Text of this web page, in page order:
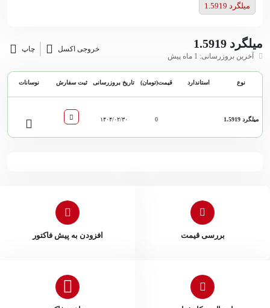
میلگرد 1.5919
میلگرد 1.5919
آخرین بروزرسانی: 1 ماه پیش
خروجی اکسل چاپ
نوع استاندارد قیمت(تومان) تاریخ بروزرسانی ثبت سفارش نوسانات
میلگرد 1.5919 0 ۱۴۰۴/۰۲/۳۰
بررسی قیمت افزودن به پیش فاکتور